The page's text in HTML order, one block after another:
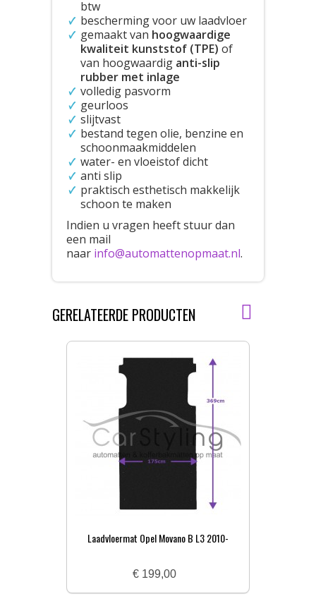
btw
bescherming voor uw laadvloer
gemaakt van hoogwaardige
kwaliteit kunststof (TPE) of
van hoogwaardig anti-slip
rubber met inlage
volledig pasvorm
geurloos
slijtvast
bestand tegen olie, benzine en
schoonmaakmiddelen
water- en vloeistof dicht
anti slip
praktisch esthetisch makkelijk
schoon te maken
Indien u vragen heeft stuur dan
een mail
naar info@automattenopmaat.nl.
GERELATEERDE PRODUCTEN
Laadvloermat Opel Movano B L3 2010-
€ 199,00